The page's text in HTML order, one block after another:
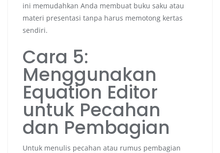
ini memudahkan Anda membuat buku saku atau
materi presentasi tanpa harus memotong kertas
sendiri.
Cara 5:
Menggunakan
Equation Editor
untuk Pecahan
dan Pembagian
Untuk menulis pecahan atau rumus pembagian